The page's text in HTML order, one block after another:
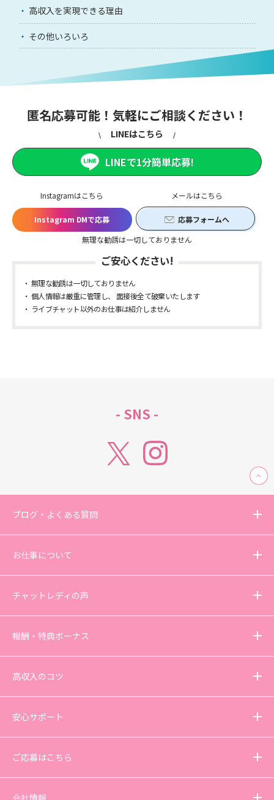
高収入を実現できる理由
その他いろいろ
匿名応募可能！気軽にご相談ください！
Instagramはこちら
Instagram DMで応募
メールはこちら
応募フォームへ
無理な勧誘は一切しておりません
LINEはこちら
LINEで1分簡単応募!
ご安心ください!
無理な勧誘は一切しておりません
個人情報は厳重に管理し、 面接後全て破棄いたします
ライブチャット以外のお仕事は紹介しません
- SNS -
ブログ・よくある質問
お仕事について
チャットレディの声
報酬・特典ボーナス
高収入のコツ
安心サポート
ご応募はこちら
会社情報